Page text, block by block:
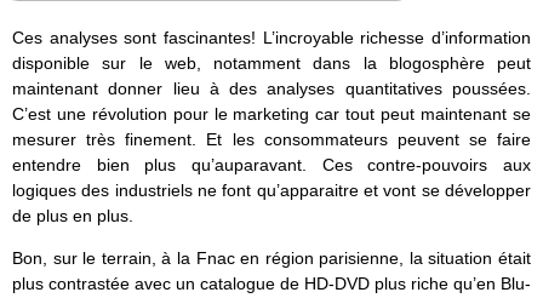
Ces analyses sont fascinantes! L’incroyable richesse d’information
disponible sur le web, notamment dans la blogosphère peut
maintenant donner lieu à des analyses quantitatives poussées.
C’est une révolution pour le marketing car tout peut maintenant se
mesurer très finement. Et les consommateurs peuvent se faire
entendre bien plus qu’auparavant. Ces contre-pouvoirs aux
logiques des industriels ne font qu’apparaitre et vont se développer
de plus en plus.
Bon, sur le terrain, à la Fnac en région parisienne, la situation était
plus contrastée avec un catalogue de HD-DVD plus riche qu’en Blu-